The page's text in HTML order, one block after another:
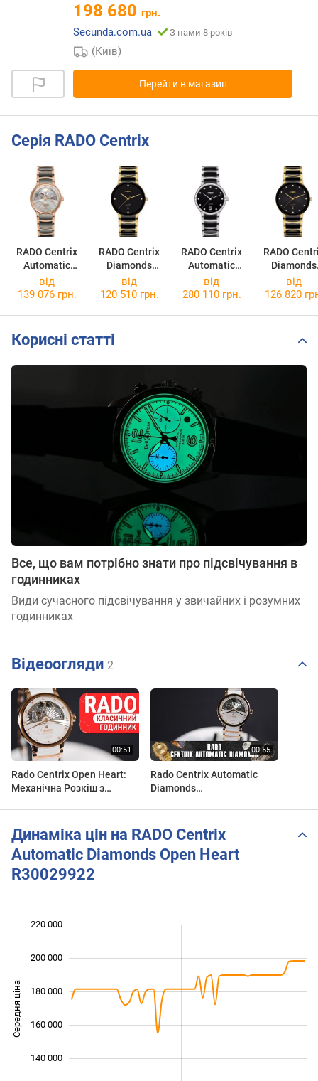
198 680 грн.
Secunda.com.ua
З нами 8 років
(Київ)
Перейти в магазин
Серія RADO Centrix
RADO Centrix
Automatic
Diamonds
Open Heart
RADO Centrix
Diamonds
R30022712
RADO Centrix
Automatic
Diamonds
R30231712
RADO
Diamonds
від
139 076 грн.
від
120 510 грн.
від
280 110 грн.
від
126 820
Корисні статті
Все, що вам потрібно знати про підсвічування в
годинниках
Види сучасного підсвічування у звичайних і розумних
годинниках
Відеоогляди 2
Rado Centrix Open Heart:
Механічна Розкіш з
R30029922 | Огляд
Rado Centrix Automatic
Diamonds
by secunda.com.ua
Динаміка цін на RADO Centrix
Automatic Diamonds Open Heart
R30029922
Середня ціна
140 000
160 000
180 000
220 000
200 000